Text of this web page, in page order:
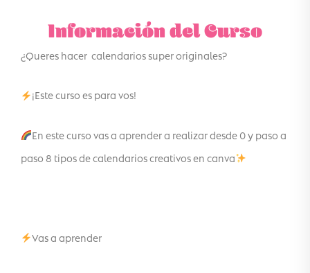
Información del Curso
¿Queres hacer calendarios super originales?
¡Este curso es para vos!
En este curso vas a aprender a realizar desde 0 y paso a
paso 8 tipos de calendarios creativos en canva
Vas a aprender